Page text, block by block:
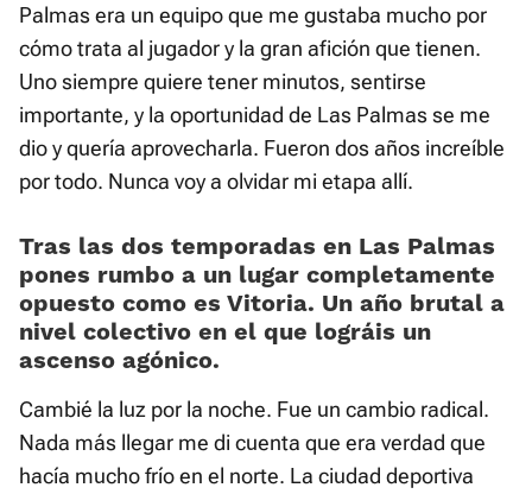
Palmas era un equipo que me gustaba mucho por
cómo trata al jugador y la gran afición que tienen.
Uno siempre quiere tener minutos, sentirse
importante, y la oportunidad de Las Palmas se me
dio y quería aprovecharla. Fueron dos años increíble
por todo. Nunca voy a olvidar mi etapa allí.
Tras las dos temporadas en Las Palmas
pones rumbo a un lugar completamente
opuesto como es Vitoria. Un año brutal a
nivel colectivo en el que lográis un
ascenso agónico.
Cambié la luz por la noche. Fue un cambio radical.
Nada más llegar me di cuenta que era verdad que
hacía mucho frío en el norte. La ciudad deportiva